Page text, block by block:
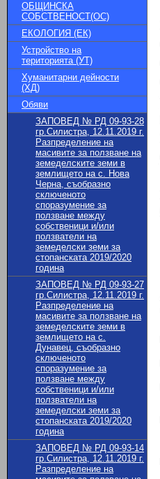
ОБЩИНСКА
СОБСТВЕНОСТ(ОС)
ЕКОЛОГИЯ (ЕК)
Устройство на
територията (УТ)
Хуманитарни дейности
(ХД)
Обяви
ЗАПОВЕД № РД 09-93-28
гр.Силистра, 12.11.2019 г.
Разпределение на
масивите за ползване на
земеделските земи в
землището на с. Нова
Черна, съобразно
сключеното
споразумение за
ползване между
собственици и/или
ползватели на
земеделски земи за
стопанската 2019/2020
година
ЗАПОВЕД № РД 09-93-27
гр.Силистра, 12.11.2019 г.
Разпределение на
масивите за ползване на
земеделските земи в
землището на с.
Дунавец, съобразно
сключеното
споразумение за
ползване между
собственици и/или
ползватели на
земеделски земи за
стопанската 2019/2020
година
ЗАПОВЕД № РД 09-93-14
гр.Силистра, 12.11.2019 г.
Разпределение на